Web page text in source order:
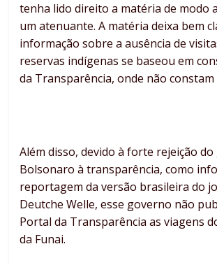
tenha lido direito a matéria de modo
um atenuante. A matéria deixa bem
informação sobre a ausência de
reservas indígenas se baseou em
da Transparência, onde não constam
Além disso, devido à forte rejeição
Bolsonaro à transparência, como
reportagem da versão brasileira do
Deutche Welle, esse governo não
Portal da Transparência as viagens
da Funai.